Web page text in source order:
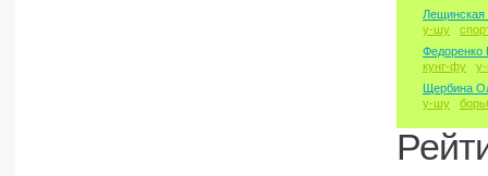
Лещинская
у-шу
Федоренко
кунг-фу
Щербина
у-шу